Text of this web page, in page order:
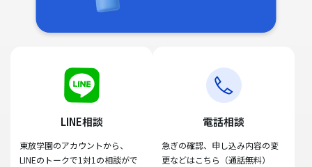
LINE相談
東放学園のアカウントから、
LINEのトークで1対1の相談がで
電話相談
急ぎの確認、申し込み内容の変
更などはこちら（通話無料）